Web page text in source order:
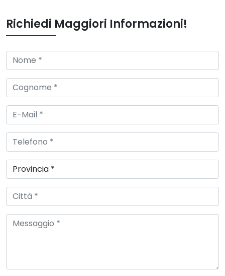
Richiedi Maggiori Informazioni!